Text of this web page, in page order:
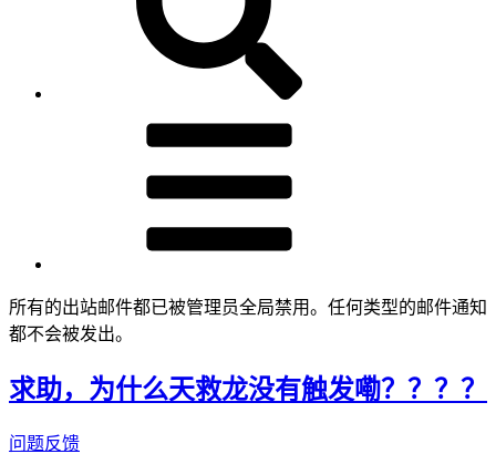
所有的出站邮件都已被管理员全局禁用。任何类型的邮件通知
都不会被发出。
求助，为什么天救龙没有触发嘞？？？？
问题反馈